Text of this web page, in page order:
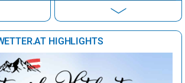
37° sonnig
26°
Sprühregen
10° sonnig
Regen
HIGHLIGHTS